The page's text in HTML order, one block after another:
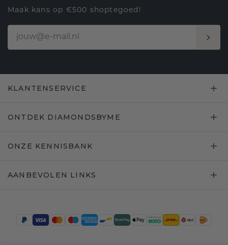
Maak kans op €500 shoptegoed!
KLANTENSERVICE
ONTDEK DIAMONDSBYME
ONZE KENNISBANK
AANBEVOLEN LINKS